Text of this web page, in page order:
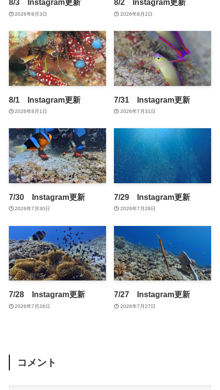
8/3 Instagram更新
2026年8月3日
8/2 Instagram更新
2026年8月2日
8/1 Instagram更新
2026年8月1日
7/31 Instagram更新
2026年7月31日
7/30 Instagram更新
2026年7月30日
7/29 Instagram更新
2026年7月29日
7/28 Instagram更新
2026年7月28日
7/27 Instagram更新
2026年7月27日
コメント